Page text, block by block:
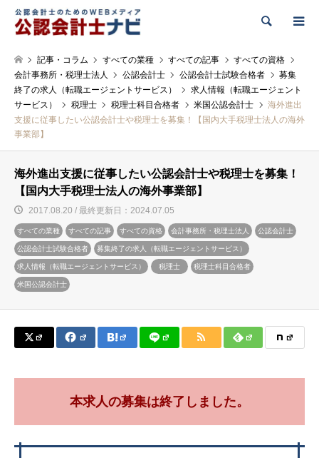
検索
記事・コラム すべての業種 すべての記事
すべての資格
会計事務所・税理士法人
公認会計士 公認会計士試験合格者
募集
終了の求人（転職エージェントサービス）
求人情報（転職エージェント
サービス）
税理士 税理士科目合格者 米国公認会計士
海外進出
支援に従事したい公認会計士や税理士を募集！【国内大手税理士法人の海外
事業部】
海外進出支援に従事したい公認会計士や税理士を募集！
【国内大手税理士法人の海外事業部】
2017.08.20 / 最終更新日：2024.07.05
すべての業種 すべての記事 すべての資格 会計事務所・税理士法人 公認会計士
公認会計士試験合格者 募集終了の求人（転職エージェントサービス）
求人情報（転職エージェントサービス） 税理士 税理士科目合格者
米国公認会計士
本求人の募集は終了しました。